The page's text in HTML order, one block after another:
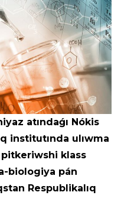
atındaǵı Nókis
institutında ulıwma
klass
biologiya pán
Respublikalıq